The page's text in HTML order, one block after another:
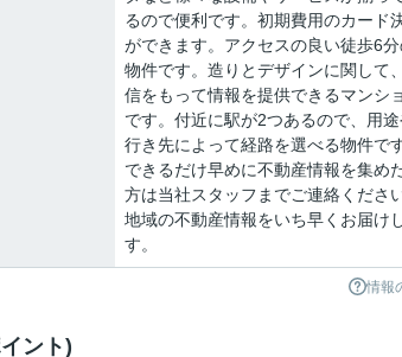
るので便利です。初期費用のカード
ができます。アクセスの良い徒歩6
物件です。造りとデザインに関して
信をもって情報を提供できるマンシ
です。付近に駅が2つあるので、用
行き先によって経路を選べる物件で
できるだけ早めに不動産情報を集め
方は当社スタッフまでご連絡くださ
地域の不動産情報をいち早くお届け
す。
情報
ント)